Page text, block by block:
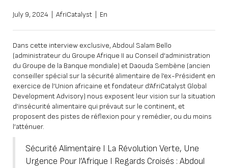
July 9, 2024 AfriCatalyst En
Dans cette interview exclusive, Abdoul Salam Bello
(administrateur du Groupe Afrique II au Conseil d’administration
du Groupe de la Banque mondiale) et Daouda Sembène (ancien
conseiller spécial sur la sécurité alimentaire de l’ex-Président en
exercice de l’Union africaine et fondateur d’AfriCatalyst Global
Development Advisory) nous exposent leur vision sur la situation
d’insécurité alimentaire qui prévaut sur le continent, et
proposent des pistes de réflexion pour y remédier, ou du moins
l’atténuer.
Sécurité Alimentaire I La Révolution Verte, Une
Urgence Pour l’Afrique I Regards Croisés : Abdoul